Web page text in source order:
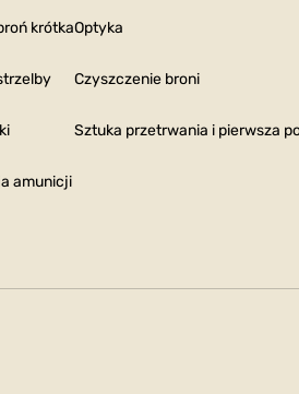
krótka
amunicji
Optyka
Czyszczenie broni
Sztuka przetrwania i pierwsza